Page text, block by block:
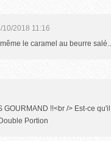
10/2018 11:16
le caramel au beurre
GOURMAND !!<br /> Est-ce
Portion